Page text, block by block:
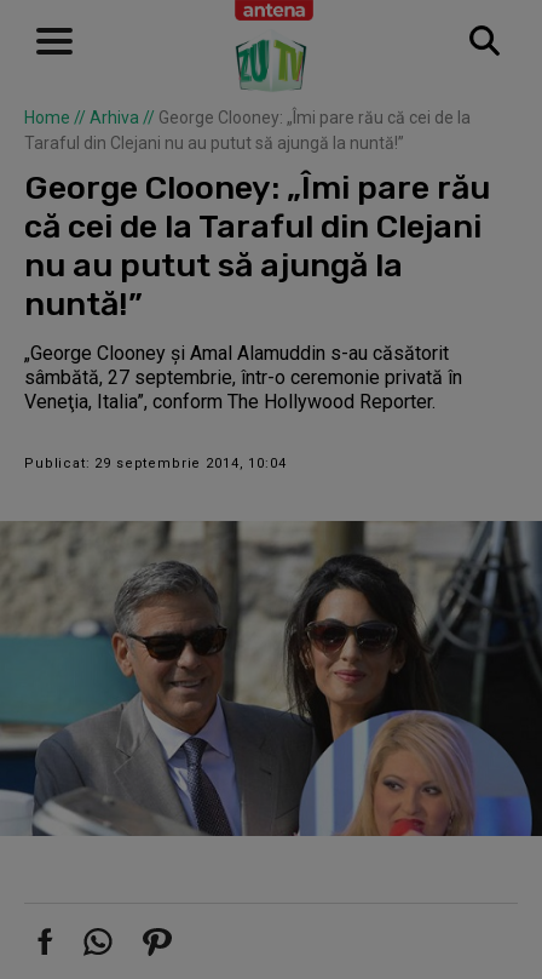
Home // Arhiva // George Clooney: „Îmi pare rău că cei de la
Taraful din Clejani nu au putut să ajungă la nuntă!”
George Clooney: „Îmi pare rău
că cei de la Taraful din Clejani
nu au putut să ajungă la
nuntă!”
„George Clooney şi Amal Alamuddin s-au căsătorit
sâmbătă, 27 septembrie, într-o ceremonie privată în
Veneţia, Italia”, conform The Hollywood Reporter.
Publicat: 29 septembrie 2014, 10:04